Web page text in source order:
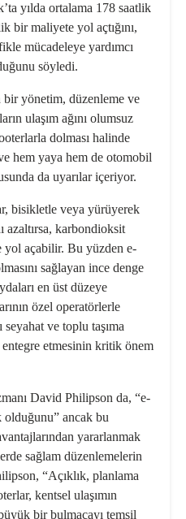
yılda ortalama 178 saatlik
bir maliyete yol açtığını,
mücadeleye yardımcı
söyledi.
yönetim, düzenleme ve
ulaşım ağını olumsuz
dolması halinde
hem yaya hem de otomobil
da uyarılar içeriyor.
bisikletle veya yürüyerek
azaltırsa, karbondioksit
yol açabilir. Bu yüzden e-
sağlayan ince denge
en üst düzeye
özel operatörlerle
ve toplu taşıma
etmesinin kritik önem
David Philipson da, “e-
olduğunu” ancak bu
yararlanmak
sağlam düzenlemelerin
“Açıklık, planlama
kentsel ulaşımın
bir bulmacayı temsil